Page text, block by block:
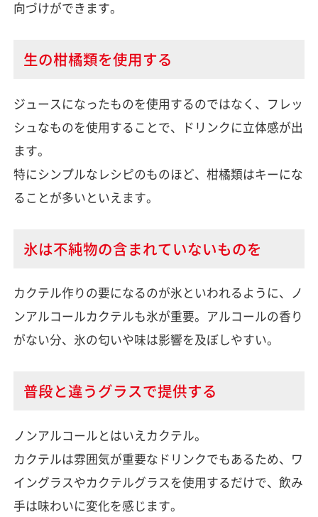
向づけができます。
生の柑橘類を使用する
ジュースになったものを使用するのではなく、フレッ
シュなものを使用することで、ドリンクに立体感が出
ます。
特にシンプルなレシピのものほど、柑橘類はキーにな
ることが多いといえます。
氷は不純物の含まれていないものを
カクテル作りの要になるのが氷といわれるように、ノ
ンアルコールカクテルも氷が重要。アルコールの香り
がない分、氷の匂いや味は影響を及ぼしやすい。
普段と違うグラスで提供する
ノンアルコールとはいえカクテル。
カクテルは雰囲気が重要なドリンクでもあるため、ワ
イングラスやカクテルグラスを使用するだけで、飲み
手は味わいに変化を感じます。